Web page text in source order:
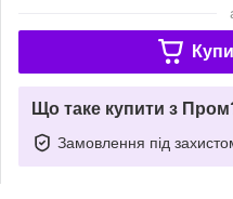
Що таке купити з
Замовлення під